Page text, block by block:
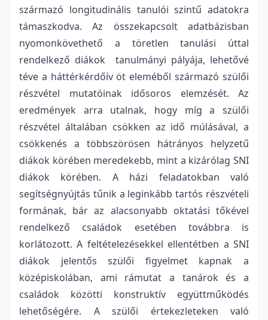
származó longitudinális tanulói szintű adatokra
támaszkodva. Az összekapcsolt adatbázisban
nyomonkövethető a töretlen tanulási úttal
rendelkező diákok tanulmányi pályája, lehetővé
téve a háttérkérdőív öt eleméből származó szülői
részvétel mutatóinak idősoros elemzését. Az
eredmények arra utalnak, hogy míg a szülői
részvétel általában csökken az idő múlásával, a
csökkenés a többszörösen hátrányos helyzetű
diákok körében meredekebb, mint a kizárólag SNI
diákok körében. A házi feladatokban való
segítségnyújtás tűnik a leginkább tartós részvételi
formának, bár az alacsonyabb oktatási tőkével
rendelkező családok esetében továbbra is
korlátozott. A feltételezésekkel ellentétben a SNI
diákok jelentős szülői figyelmet kapnak a
középiskolában, ami rámutat a tanárok és a
családok közötti konstruktív együttműködés
lehetőségére. A szülői értekezleteken való